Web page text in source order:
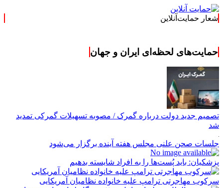
شعار حمایت‌آنلاین
حمایت‌های لحظه‌ای ایران و جهان
تصمیم جدید دولت درباره گمرک / مصوبه تسهیلات گمرکی تمدید
شد
جلسات صحن علنی مجلس هفته آینده برگزار می‌شود
پزشکیان: باید پُست‌ها را به افراد شایسته بدهیم
سرکوب مهاجرتی ترامپ علیه خانواده نظامیان آمریکایی